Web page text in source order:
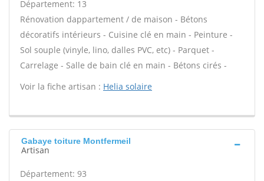
Département: 13
Rénovation dappartement / de maison - Bétons
décoratifs intérieurs - Cuisine clé en main - Peinture -
Sol souple (vinyle, lino, dalles PVC, etc) - Parquet -
Carrelage - Salle de bain clé en main - Bétons cirés -
Voir la fiche artisan : Helia solaire
Gabaye toiture Montfermeil
Artisan
Département: 93